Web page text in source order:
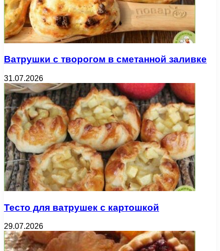
Ватрушки с творогом в сметанной заливке
31.07.2026
Тесто для ватрушек с картошкой
29.07.2026